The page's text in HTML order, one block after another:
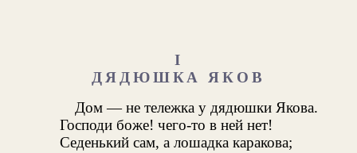
I
ДЯДЮШКА ЯКОВ
Дом — не тележка у дядюшки Якова.
Господи боже! чего-то в ней нет!
Седенький сам, а лошадка каракова;